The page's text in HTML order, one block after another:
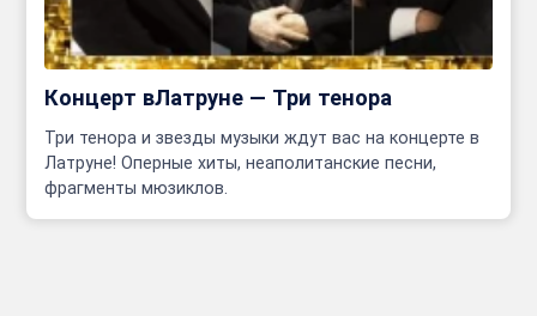
Концерт вЛатруне — Три тенора
Три тенора и звезды музыки ждут вас на концерте в
Латруне! Оперные хиты, неаполитанские песни,
фрагменты мюзиклов.